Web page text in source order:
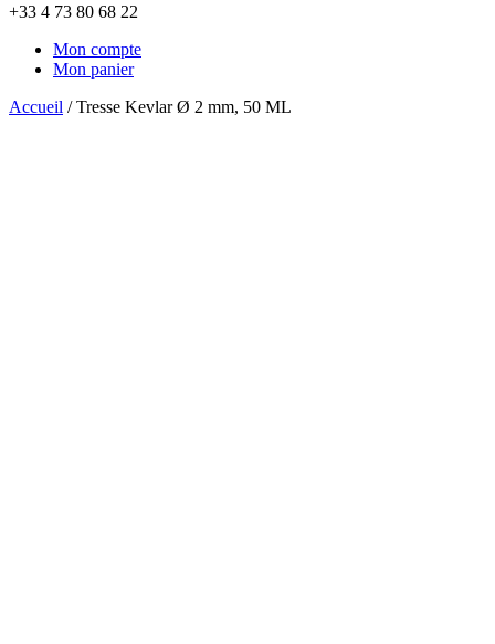
+33 4 73 80 68 22
Mon compte
Mon panier
Accueil /Tresse Kevlar Ø 2 mm, 50 ML